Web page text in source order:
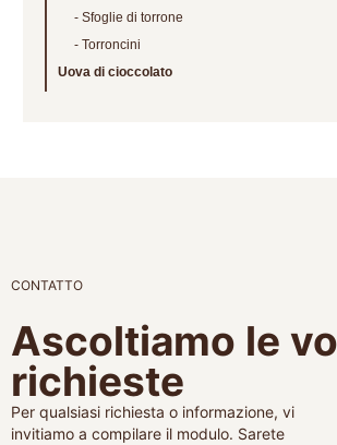
Sfoglie di torrone
Torroncini
Uova di cioccolato
CONTATTO
Ascoltiamo le
richieste
Per qualsiasi richiesta o informazione, vi
invitiamo a compilare il modulo. Sarete